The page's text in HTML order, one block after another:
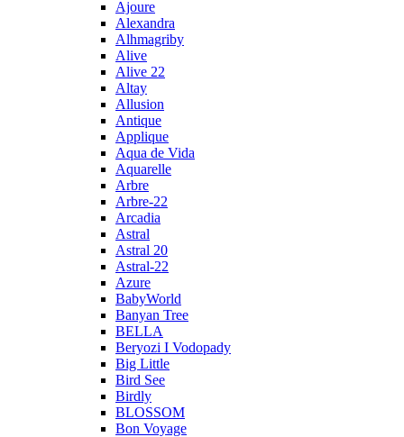
Ajoure
Alexandra
Alhmagriby
Alive
Alive 22
Altay
Allusion
Antique
Applique
Aqua de Vida
Aquarelle
Arbre
Arbre-22
Arcadia
Astral
Astral 20
Astral-22
Azure
BabyWorld
Banyan Tree
BELLA
Beryozi I Vodopady
Big Little
Bird See
Birdly
BLOSSOM
Bon Voyage